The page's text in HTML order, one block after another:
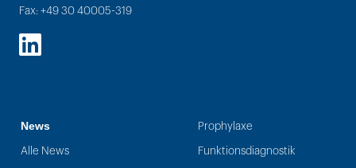
Fax: +49 30 40005-319
LinkedIn
News
Alle News
Prophylaxe
Funktionsdiagnostik